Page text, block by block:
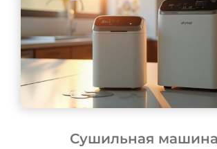
Сушильная